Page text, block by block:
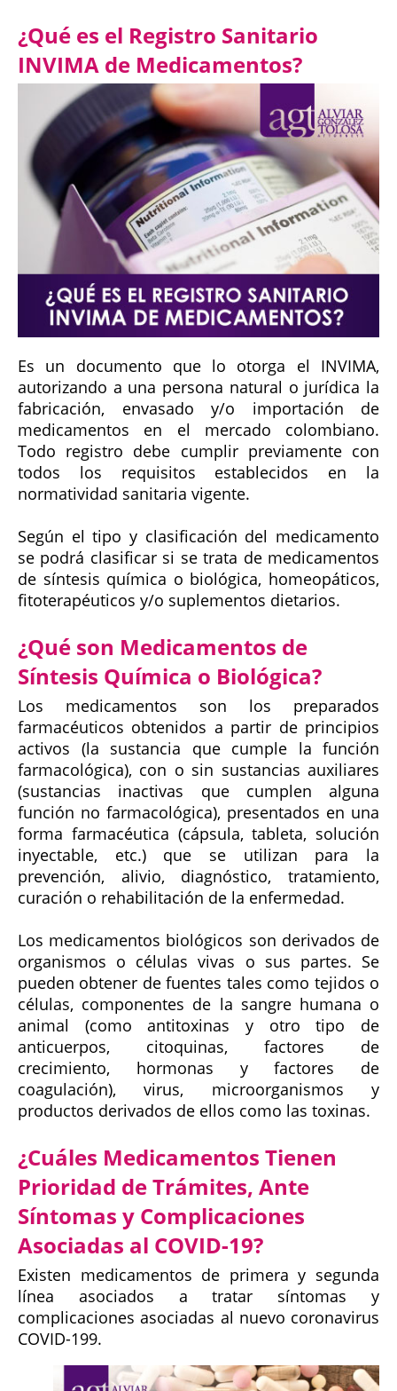
¿Qué es el Registro Sanitario
INVIMA de Medicamentos?
Es un documento que lo otorga el INVIMA,
autorizando a una persona natural o jurídica la
fabricación, envasado y/o importación de
medicamentos en el mercado colombiano.
Todo registro debe cumplir previamente con
todos los requisitos establecidos en la
normatividad sanitaria vigente.
Según el tipo y clasificación del medicamento
se podrá clasificar si se trata de medicamentos
de síntesis química o biológica, homeopáticos,
fitoterapéuticos y/o suplementos dietarios.
¿Qué son Medicamentos de
Síntesis Química o Biológica?
Los medicamentos son los preparados
farmacéuticos obtenidos a partir de principios
activos (la sustancia que cumple la función
farmacológica), con o sin sustancias auxiliares
(sustancias inactivas que cumplen alguna
función no farmacológica), presentados en una
forma farmacéutica (cápsula, tableta, solución
inyectable, etc.) que se utilizan para la
prevención, alivio, diagnóstico, tratamiento,
curación o rehabilitación de la enfermedad.
Los medicamentos biológicos son derivados de
organismos o células vivas o sus partes. Se
pueden obtener de fuentes tales como tejidos o
células, componentes de la sangre humana o
animal (como antitoxinas y otro tipo de
anticuerpos, citoquinas, factores de
crecimiento, hormonas y factores de
coagulación), virus, microorganismos y
productos derivados de ellos como las toxinas.
¿Cuáles Medicamentos Tienen
Prioridad de Trámites, Ante
Síntomas y Complicaciones
Asociadas al COVID-19?
Existen medicamentos de primera y segunda
línea asociados a tratar síntomas y
complicaciones asociadas al nuevo coronavirus
COVID-199.